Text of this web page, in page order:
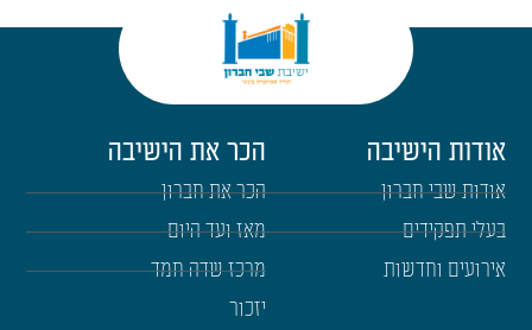
אודות הישיבה
אודות שבי חברון
בעלי תפקידים
אירועים וחדשות
הכר את הישיבה
הכר את חברון
מאז ועד היום
מרכז שדה חמד
יזכור